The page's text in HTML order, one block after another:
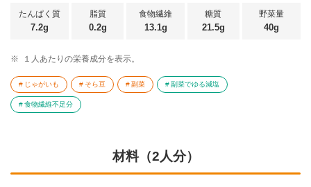
たんぱく質
7.2g
脂質
0.2g
食物繊維
13.1g
糖質
21.5g
野菜量
40g
※ １人あたりの栄養成分を表示。
じゃがいも そら豆 副菜 副菜でゆる減塩
食物繊維不足分
材料（2人分）